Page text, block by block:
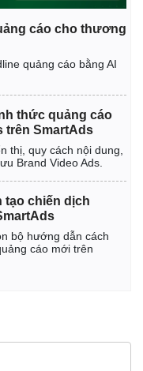
sự - Quốc phòng
tích
cáo cho thương
quảng cáo bằng AI
thức quảng cáo
trên SmartAds
thị, quy cách nội dung,
Brand Video Ads.
tạo chiến dịch
bộ hướng dẫn cách
cáo mới trên